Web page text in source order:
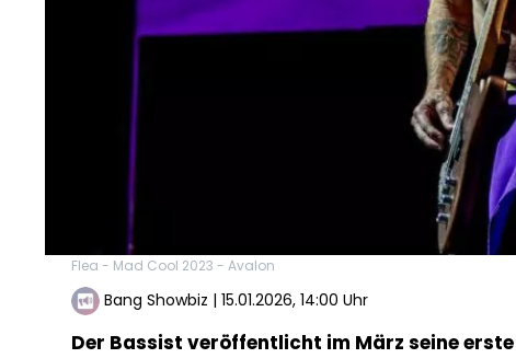
Flea - Mad Cool 2023 - Avalon
Bang Showbiz | 15.01.2026, 14:00 Uhr
Der Bassist veröffentlicht im März seine